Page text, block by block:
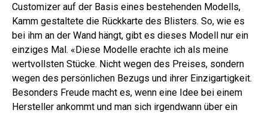
Customizer auf der Basis eines bestehenden Modells,
Kamm gestaltete die Rückkarte des Blisters. So, wie es
bei ihm an der Wand hängt, gibt es dieses Modell nur ein
einziges Mal. «Diese Modelle erachte ich als meine
wertvollsten Stücke. Nicht wegen des Preises, sondern
wegen des persönlichen Bezugs und ihrer Einzigartigkeit.
Besonders Freude macht es, wenn eine Idee bei einem
Hersteller ankommt und man sich irgendwann über ein